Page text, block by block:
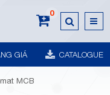
0
GIÁ CATALOGUE
MCB